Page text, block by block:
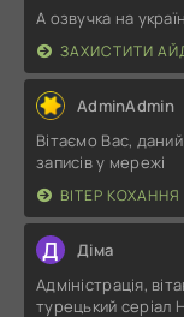
А озвучка на
ЗАХИСТИТИ
AdminAdmin
Вітаємо Вас, даний
записів у мережі
ВІТЕР КОХАННЯ
Д Діма
Адміністрація,
турецький серіал